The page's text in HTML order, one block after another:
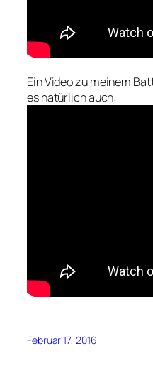
Ein Video zu meinem
es natürlich auch:
Februar 17, 2016